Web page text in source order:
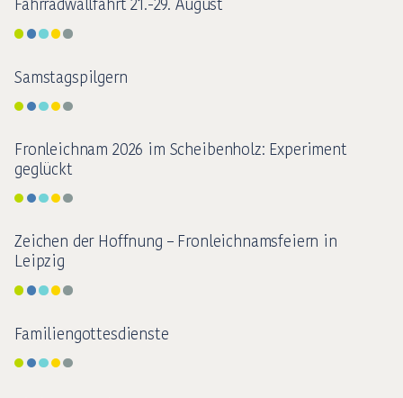
Fahrradwallfahrt 21.-29. August
Samstagspilgern
Fronleichnam 2026 im Scheibenholz: Experiment
geglückt
Zeichen der Hoffnung – Fronleichnamsfeiern in
Leipzig
Familiengottesdienste